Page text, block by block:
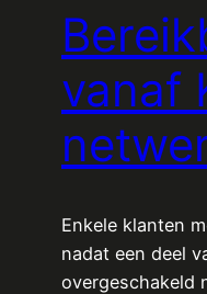
vanaf
Enkele klanten
nadat een deel
overgeschakeld